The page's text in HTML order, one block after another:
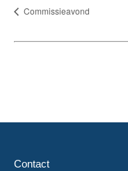
Commissieavond
Contact